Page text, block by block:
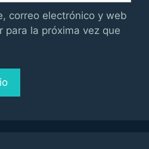
correo electrónico y web
para la próxima vez que